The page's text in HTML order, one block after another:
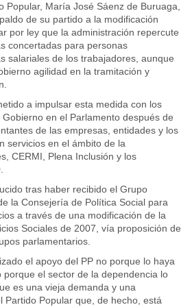
Popular, María José Sáenz de Buruaga,
de su partido a la modificación
por ley que la administración repercute
concertadas para personas
salariales de los trabajadores, aunque
agilidad en la tramitación y
a impulsar esta medida con los
en el Parlamento después de
de las empresas, entidades y los
servicios en el ámbito de la
CERMI, Plena Inclusión y los
tras haber recibido el Grupo
la Consejería de Política Social para
a través de una modificación de la
Sociales de 2007, vía proposición de
parlamentarios.
el apoyo del PP no porque lo haya
porque el sector de la dependencia lo
es una vieja demanda y una
Partido Popular que, de hecho, está